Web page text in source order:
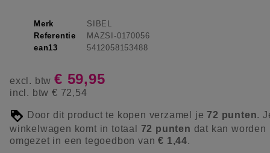
Merk
SIBEL
Referentie
MAZSI-0170056
ean13
5412058153488
excl. btw € 59,95
incl. btw € 72,54
Door dit product te kopen verzamel je72 punten.
winkelwagen komt in totaal 72 punten dat kan worden
omgezet in een tegoedbon van€ 1,44.